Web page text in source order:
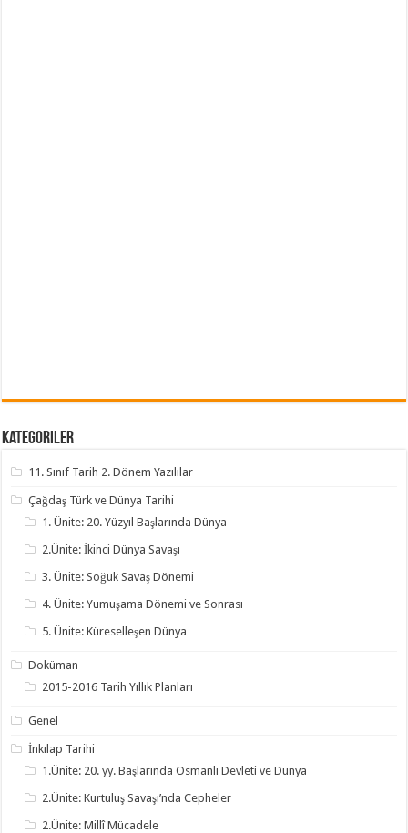
Kategoriler
11. Sınıf Tarih 2. Dönem Yazılılar
Çağdaş Türk ve Dünya Tarihi
1. Ünite: 20. Yüzyıl Başlarında Dünya
2.Ünite: İkinci Dünya Savaşı
3. Ünite: Soğuk Savaş Dönemi
4. Ünite: Yumuşama Dönemi ve Sonrası
5. Ünite: Küreselleşen Dünya
Doküman
2015-2016 Tarih Yıllık Planları
Genel
İnkılap Tarihi
1.Ünite: 20. yy. Başlarında Osmanlı Devleti ve Dünya
2.Ünite: Kurtuluş Savaşı’nda Cepheler
2.Ünite: Millî Mücadele